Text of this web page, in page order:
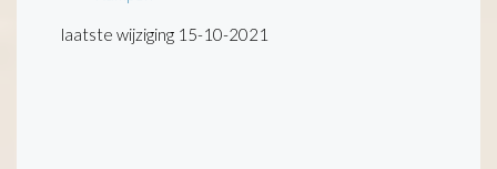
laatste wijziging 15-10-2021